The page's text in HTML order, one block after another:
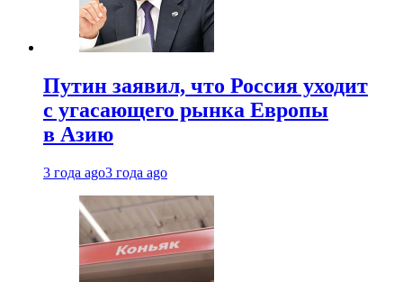
Путин заявил, что Россия уходит
с угасающего рынка Европы
в Азию
3 года ago3 года ago